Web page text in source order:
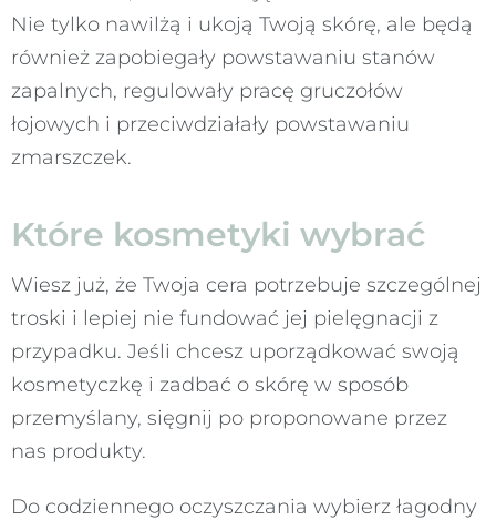
Nie tylko nawilżą i ukoją Twoją skórę, ale będą
również zapobiegały powstawaniu stanów
zapalnych, regulowały pracę gruczołów
łojowych i przeciwdziałały powstawaniu
zmarszczek.
Które kosmetyki wybrać
Wiesz już, że Twoja cera potrzebuje szczególnej
troski i lepiej nie fundować jej pielęgnacji z
przypadku. Jeśli chcesz uporządkować swoją
kosmetyczkę i zadbać o skórę w sposób
przemyślany, sięgnij po proponowane przez
nas produkty.
Do codziennego oczyszczania wybierz łagodny